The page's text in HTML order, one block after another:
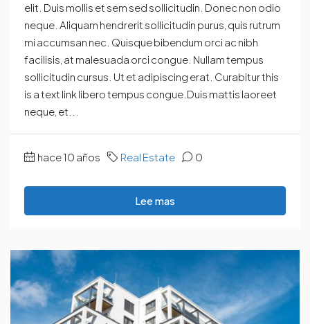
elit. Duis mollis et sem sed sollicitudin. Donec non odio
neque. Aliquam hendrerit sollicitudin purus, quis rutrum
mi accumsan nec. Quisque bibendum orci ac nibh
facilisis, at malesuada orci congue. Nullam tempus
sollicitudin cursus. Ut et adipiscing erat. Curabitur this
is a text link libero tempus congue.Duis mattis laoreet
neque, et...
hace 10 años Real Estate 0
Lee mas